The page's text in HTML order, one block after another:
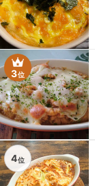
3位
4位